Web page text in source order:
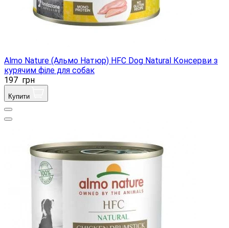
Almo Nature (Альмо Натюр) HFC Dog Natural Консерви з
курячим філе для собак
197 грн
Купити